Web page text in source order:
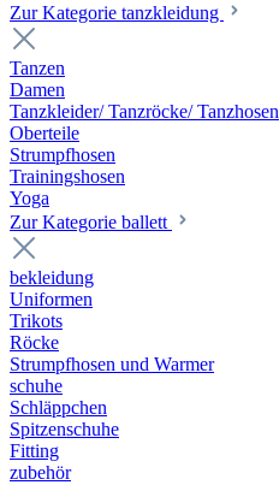
Zur Kategorie tanzkleidung
Tanzen
Damen
Tanzkleider/ Tanzröcke/ Tanzhosen
Oberteile
Strumpfhosen
Trainingshosen
Yoga
Zur Kategorie ballett
bekleidung
Uniformen
Trikots
Röcke
Strumpfhosen und Warmer
schuhe
Schläppchen
Spitzenschuhe
Fitting
zubehör